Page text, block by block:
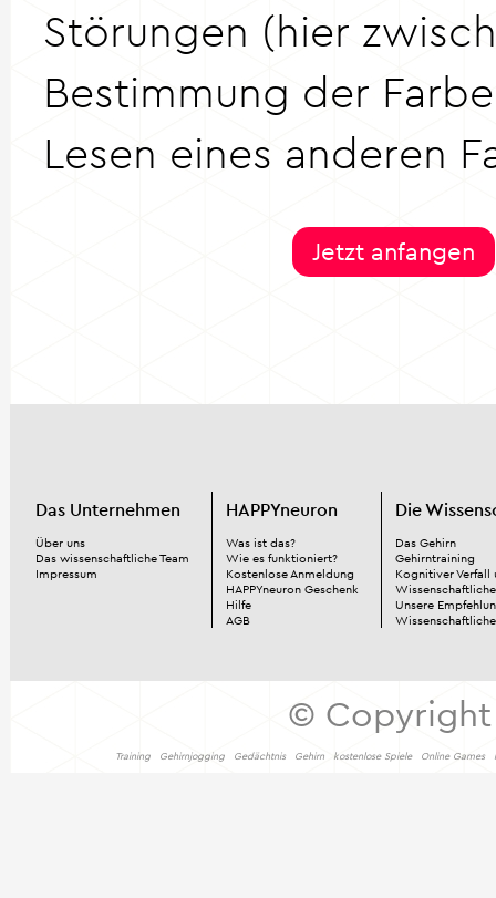
Störungen (hier
Bestimmung der
Lesen eines anderen
Jetzt anfangen
Das Unternehmen
Über uns
Das wissenschaftliche Team
Impressum
HAPPYneuron
Was ist das?
Wie es funktioniert?
Kostenlose Anmeldung
HAPPYneuron Geschenk
Hilfe
AGB
Die
Das Gehirn
Gehirntraining
Kognitiver Verfall
Unsere
© Copyright
Training Gehirnjogging Gedächtnis Gehirn kostenlose Spiele Online Games